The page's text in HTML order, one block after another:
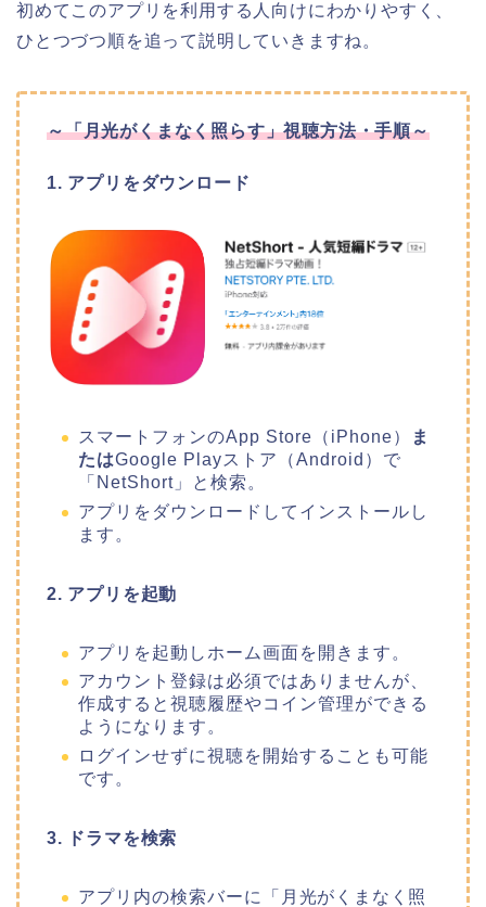
初めてこのアプリを利用する人向けにわかりやすく、
ひとつづつ順を追って説明していきますね。
～「月光がくまなく照らす」視聴方法・手順～
1. アプリをダウンロード
スマートフォンのApp Store（iPhone）
ま
たはGoogle Playストア（Android）で
「NetShort」と検索。
アプリをダウンロードしてインストールし
ます。
2. アプリを起動
アプリを起動しホーム画面を開きます。
アカウント登録は必須ではありませんが、
作成すると視聴履歴やコイン管理ができる
ようになります。
ログインせずに視聴を開始することも可能
です。
3. ドラマを検索
アプリ内の検索バーに
「月光がくまなく照